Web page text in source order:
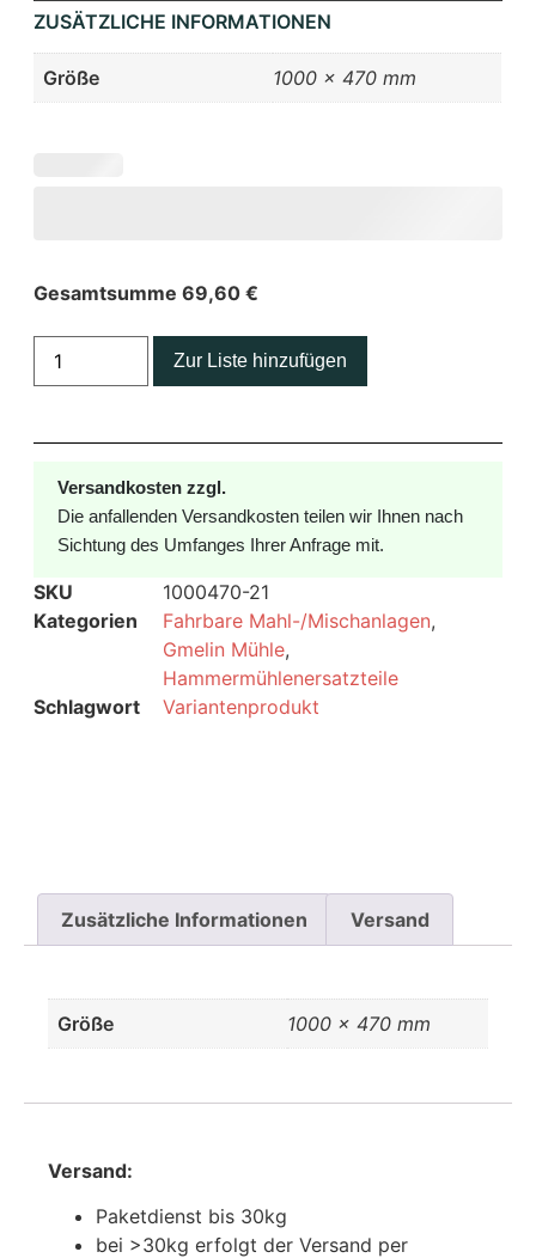
ZUSÄTZLICHE INFORMATIONEN
Größe 1000 × 470 mm
Gesamtsumme 69,60€
Zur Liste hinzufügen
Versandkosten zzgl.
Die anfallenden Versandkosten teilen wir Ihnen nach
Sichtung des Umfanges Ihrer Anfrage mit.
SKU
1000470-21
Kategorien
Fahrbare Mahl-/Mischanlagen,
Gmelin Mühle,
Hammermühlenersatzteile
Schlagwort
Variantenprodukt
Zusätzliche Informationen Versand
Größe 1000 × 470 mm
Versand:
Paketdienst bis 30kg
bei >30kg erfolgt der Versand per